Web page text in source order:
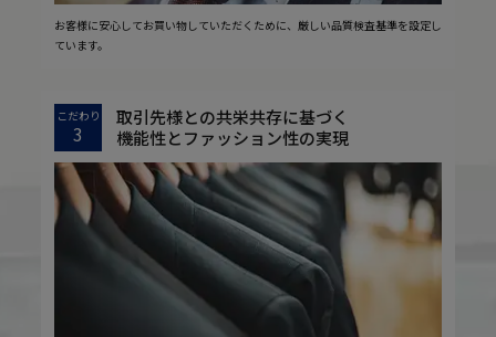
お客様に安心してお買い物していただくために、厳しい品質検査基準を設定し
ています。
こだわり
3
取引先様との共栄共存に基づく
機能性とファッション性の実現